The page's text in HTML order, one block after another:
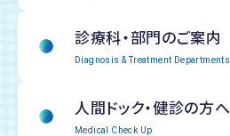
診療科・部門のご案内
Diagnosis & Treatment Departments
人間ドック・健診の方へ
Medical Check Up